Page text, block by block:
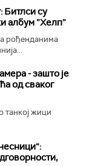
Битлси су
албум ”Хелп”
рођенданима
- зашто је
од сваког
танкој жици